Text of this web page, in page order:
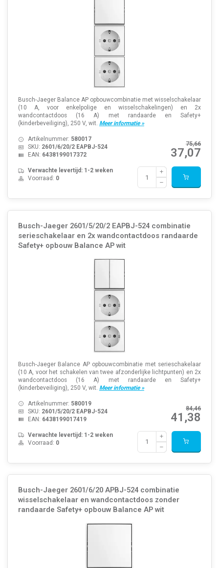
Busch-Jaeger Balance AP opbouwcombinatie met wisselschakelaar
(10 A, voor enkelpolige en wisselschakelingen) en 2x
wandcontactdoos (16 A) met randaarde en Safety+
(kinderbeveiliging), 250 V, wit. Meer informatie »
75,66
37,07
Artikelnummer: 580017
SKU: 2601/6/20/2 EAPBJ-524
EAN: 6438199017372
Verwachte levertijd: 1-2 weken
Voorraad: 0
Busch-Jaeger 2601/5/20/2 EAPBJ-524 combinatie
serieschakelaar en 2x wandcontactdoos randaarde
Safety+ opbouw Balance AP wit
Busch-Jaeger Balance AP opbouwcombinatie met serieschakelaar
(10 A, voor het schakelen van twee afzonderlijke lichtpunten) en 2x
wandcontactdoos (16 A) met randaarde en Safety+
(kinderbeveiliging), 250 V, wit. Meer informatie »
84,46
41,38
Artikelnummer: 580019
SKU: 2601/5/20/2 EAPBJ-524
EAN: 6438199017419
Verwachte levertijd: 1-2 weken
Voorraad: 0
Busch-Jaeger 2601/6/20 APBJ-524 combinatie
wisselschakelaar en wandcontactdoos zonder
randaarde Safety+ opbouw Balance AP wit